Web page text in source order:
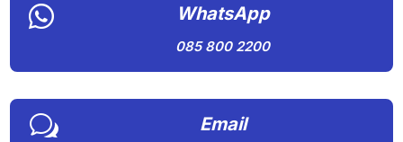
 WhatsApp
085 800 2200
w Email